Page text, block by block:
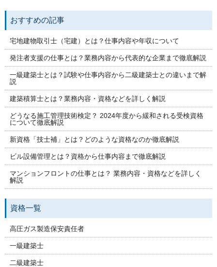
おすすめの記事
宅地建物取引士（宅建）とは？仕事内容や年収について
発注者支援の仕事とは？業務内容から代表的な企業まで徹底解説
一級建築士とは？試験や仕事内容から二級建築士との違いまで解
説
建築積算士とは？業務内容・資格などを詳しく解説
どうなる施工管理技術検定？ 2024年度から緩和される受検資格
について徹底解説
新資格「技士補」とは？どのような資格なのか徹底解説
ビル設備管理とは？資格から仕事内容まで徹底解説
マンションフロントの仕事とは？ 業務内容・資格などを詳しく
解説
資格一覧
高圧ガス製造保安責任者
一級建築士
二級建築士